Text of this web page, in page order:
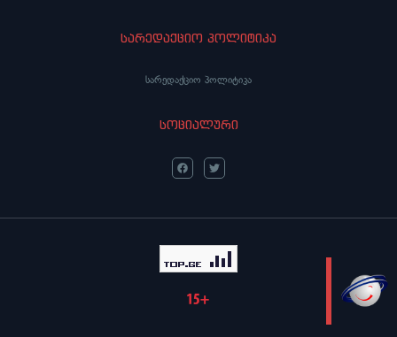
LIVE
სარედაქციო პოლიტიკა
სარედაქციო პოლიტიკა
სოციალური